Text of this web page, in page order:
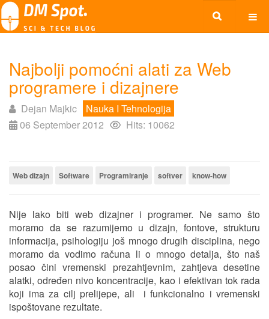
Najbolji pomoćni alati za Web
programere i dizajnere
Dejan Majkic
Nauka I Tehnologija
06 September 2012
Hits: 10062
Web dizajn Software Programiranje softver know-how
Nije lako biti web dizajner i programer. Ne samo što
moramo da se razumijemo u dizajn, fontove, strukturu
informacija, psihologiju još mnogo drugih disciplina, nego
moramo da vodimo računa li o mnogo detalja, što naš
posao čini vremenski prezahtjevnim, zahtjeva desetine
alatki, određen nivo koncentracije, kao i efektivan tok rada
koji ima za cilj prelijepe, ali i funkcionalno i vremenski
ispoštovane rezultate.